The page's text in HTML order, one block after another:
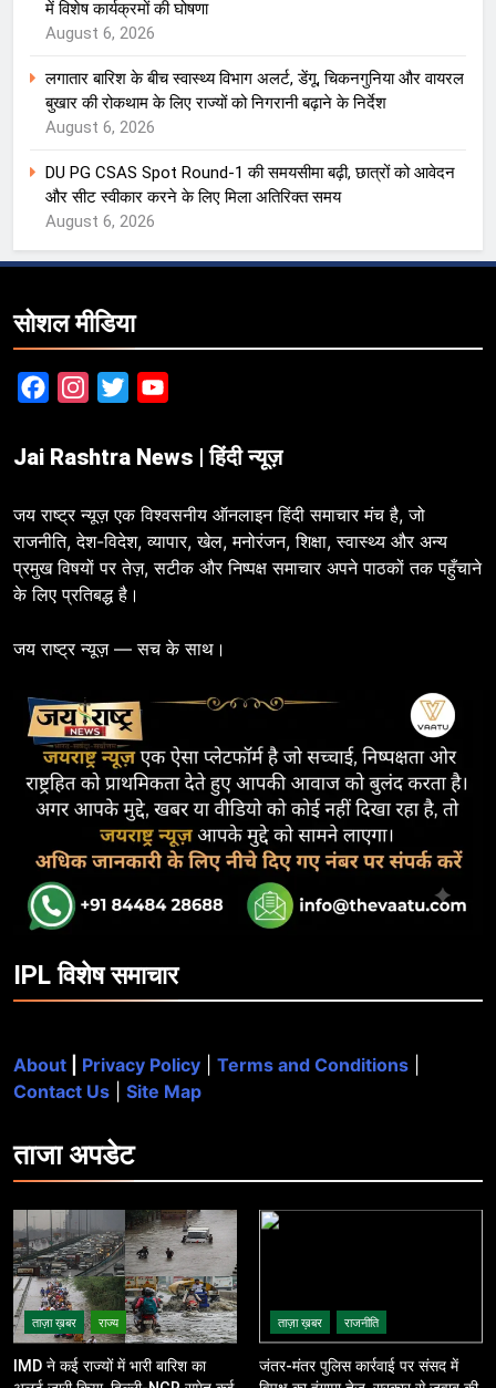
में विशेष कार्यक्रमों की घोषणा
August 6, 2026
लगातार बारिश के बीच स्वास्थ्य विभाग अलर्ट, डेंगू, चिकनगुनिया और वायरल
बुखार की रोकथाम के लिए राज्यों को निगरानी बढ़ाने के निर्देश
August 6, 2026
DU PG CSAS Spot Round-1 की समयसीमा बढ़ी, छात्रों को आवेदन
और सीट स्वीकार करने के लिए मिला अतिरिक्त समय
August 6, 2026
सोशल मीडिया
FacebookInstagram
Twitter
Jai Rashtra News | हिंदी न्यूज़
जय राष्ट्र न्यूज़ एक विश्वसनीय ऑनलाइन हिंदी समाचार मंच है, जो
राजनीति, देश-विदेश, व्यापार, खेल, मनोरंजन, शिक्षा, स्वास्थ्य और अन्य
प्रमुख विषयों पर तेज़, सटीक और निष्पक्ष समाचार अपने पाठकों तक पहुँचाने
के लिए प्रतिबद्ध है।
जय राष्ट्र न्यूज़ — सच के साथ।
IPL विशेष समाचार
About Privacy Policy Terms and Conditions
Contact Us
Site Map
ताजाअपडेट
ताज़ा ख़बर राज्य
IMD ने कई राज्यों में भारी बारिश का
ताज़ा ख़बर राजनीति
जंतर-मंतर पुलिस कार्रवाई पर संसद में